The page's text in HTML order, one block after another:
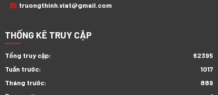
truongthinh.viat@gmail.com
THỐNG KÊ TRUY CẬP
62395
Tổng truy cập:
1017
Tuần trước:
889
Tháng trước: